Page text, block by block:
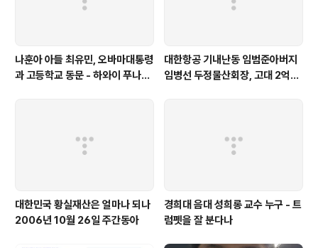
나훈아 아들 최유민, 오바마대통령
과 고등학교 동문 - 하와이 푸나호
대한항공 기내난동 임범준아버지
임병선 두정물산회장, 고대 2억기
대한민국 황실재산은 얼마나 되나
2006년 10월 26일 주간동아
경희대 음대 성희롱 교수 누구 - 트
럼펫을 잘 분다나